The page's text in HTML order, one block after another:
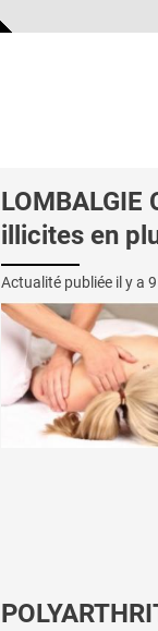
LOMBALGIE
illicites en
Actualité publiée il y a